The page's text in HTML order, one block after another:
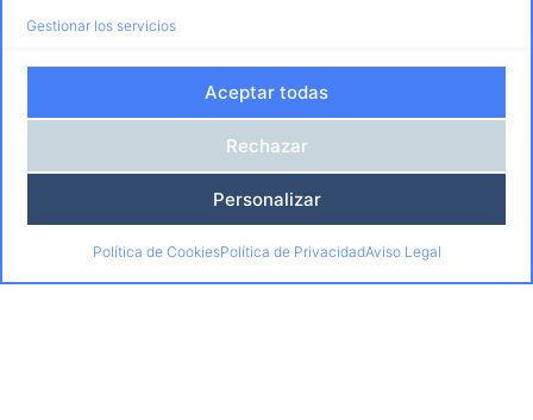
Gestionar los servicios
Aceptar todas
Rechazar
Personalizar
Política de CookiesPolítica de PrivacidadAviso Legal
Quiénes Somos
Centros
Calidad y Responsabilidad
Formación
Certificados Profesionales